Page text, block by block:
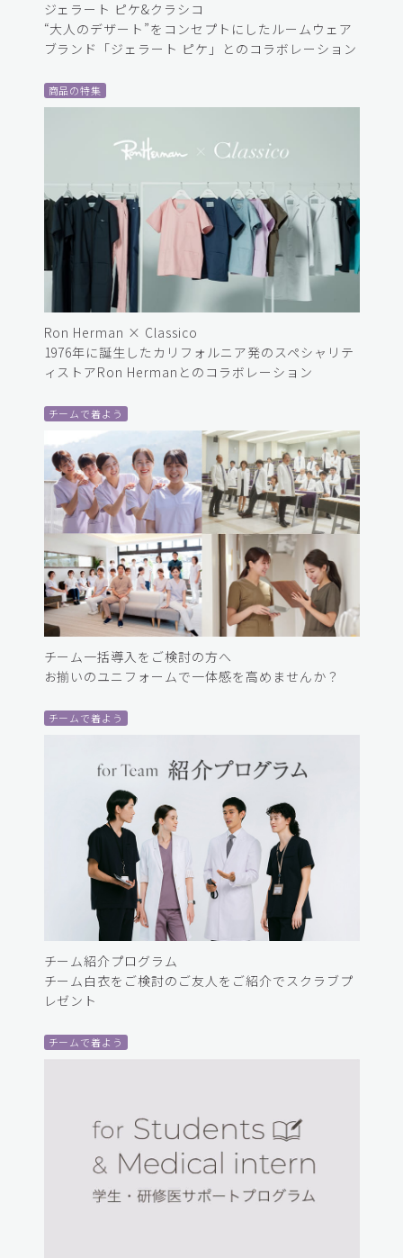
ジェラート ピケ&クラシコ
“大人のデザート”をコンセプトにしたルームウェア
ブランド「ジェラート ピケ」とのコラボレーション
商品の特集
Ron Herman × Classico
1976年に誕生したカリフォルニア発のスペシャリテ
ィストアRon Hermanとのコラボレーション
チームで着よう
チーム一括導入をご検討の方へ
お揃いのユニフォームで一体感を高めませんか？
チームで着よう
チーム紹介プログラム
チーム白衣をご検討のご友人をご紹介でスクラブプ
レゼント
チームで着よう